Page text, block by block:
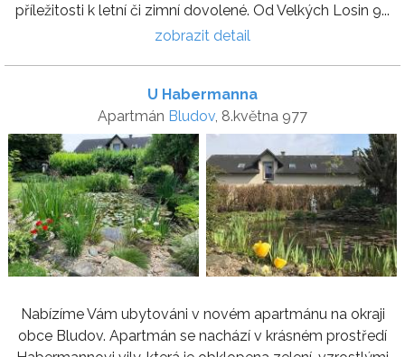
příležitosti k letní či zimní dovolené. Od Velkých Losin 9...
zobrazit detail
U Habermanna
Apartmán Bludov, 8.května 977
Nabízíme Vám ubytováni v novém apartmánu na okraji
obce Bludov. Apartmán se nachází v krásném prostředí